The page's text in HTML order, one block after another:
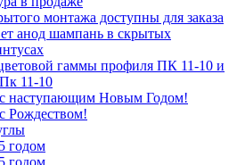
монтажа доступны для заказа
анод шампань в скрытых
гаммы профиля ПК 11-10 и
11-10
наступающим Новым Годом!
Рождеством!
годом
годом